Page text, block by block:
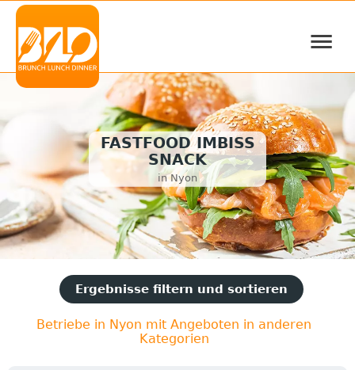
≡
FASTFOOD IMBISS
SNACK
in Nyon
Ergebnisse filtern und sortieren
Betriebe in Nyon mit Angeboten in anderen
Kategorien